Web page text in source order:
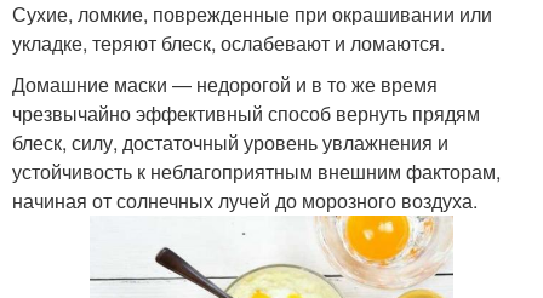
Сухие, ломкие, поврежденные при окрашивании или
укладке, теряют блеск, ослабевают и ломаются.
Домашние маски — недорогой и в то же время
чрезвычайно эффективный способ вернуть прядям
блеск, силу, достаточный уровень увлажнения и
устойчивость к неблагоприятным внешним факторам,
начиная от солнечных лучей до морозного воздуха.